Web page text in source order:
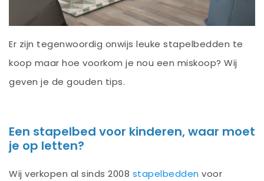
Er zijn tegenwoordig onwijs leuke stapelbedden te
koop maar hoe voorkom je nou een miskoop? Wij
geven je de gouden tips.
Een stapelbed voor kinderen, waar moet
je op letten?
Wij verkopen al sinds 2008 stapelbedden voor